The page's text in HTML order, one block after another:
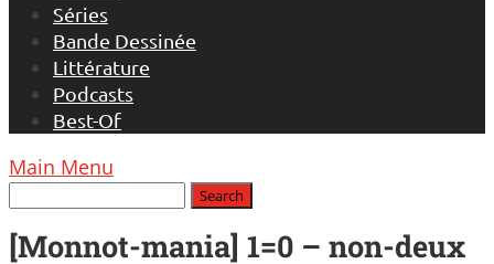
Séries
Bande Dessinée
Littérature
Podcasts
Best-Of
Main Menu
[Monnot-mania] 1=0 – non-deux